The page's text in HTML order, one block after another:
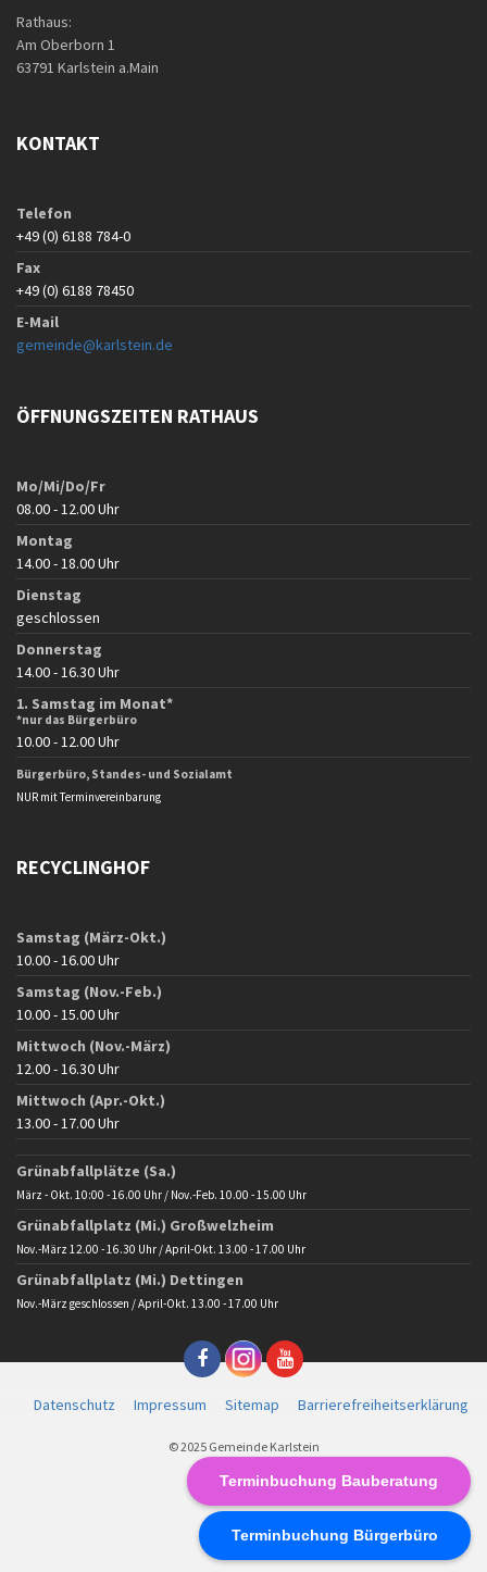
Terminbuchung Bauberatung
Terminbuchung Bürgerbüro
Rathaus:
Am Oberborn 1
63791 Karlstein a.Main
KONTAKT
Telefon
+49 (0) 6188 784-0
Fax
+49 (0) 6188 78450
E-Mail
gemeinde@karlstein.de
ÖFFNUNGSZEITEN RATHAUS
Mo/Mi/Do/Fr
08.00 - 12.00 Uhr
Montag
14.00 - 18.00 Uhr
Dienstag
geschlossen
Donnerstag
14.00 - 16.30 Uhr
1. Samstag im Monat*
*nur das Bürgerbüro
10.00 - 12.00 Uhr
Bürgerbüro, Standes- und Sozialamt
NUR mit Terminvereinbarung
RECYCLINGHOF
Samstag (März-Okt.)
10.00 - 16.00 Uhr
Samstag (Nov.-Feb.)
10.00 - 15.00 Uhr
Mittwoch (Nov.-März)
12.00 - 16.30 Uhr
Mittwoch (Apr.-Okt.)
13.00 - 17.00 Uhr
Grünabfallplätze (Sa.)
März - Okt. 10:00 - 16.00 Uhr / Nov.-Feb. 10.00 - 15.00 Uhr
Grünabfallplatz (Mi.) Großwelzheim
Nov.-März 12.00 - 16.30 Uhr / April-Okt. 13.00 - 17.00 Uhr
Grünabfallplatz (Mi.) Dettingen
Nov.-März geschlossen / April-Okt. 13.00 - 17.00 Uhr
Datenschutz Impressum Sitemap Barrierefreiheitserklärung
© 2025 Gemeinde Karlstein